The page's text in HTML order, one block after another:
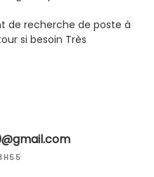
de recherche de poste à
si besoin Très